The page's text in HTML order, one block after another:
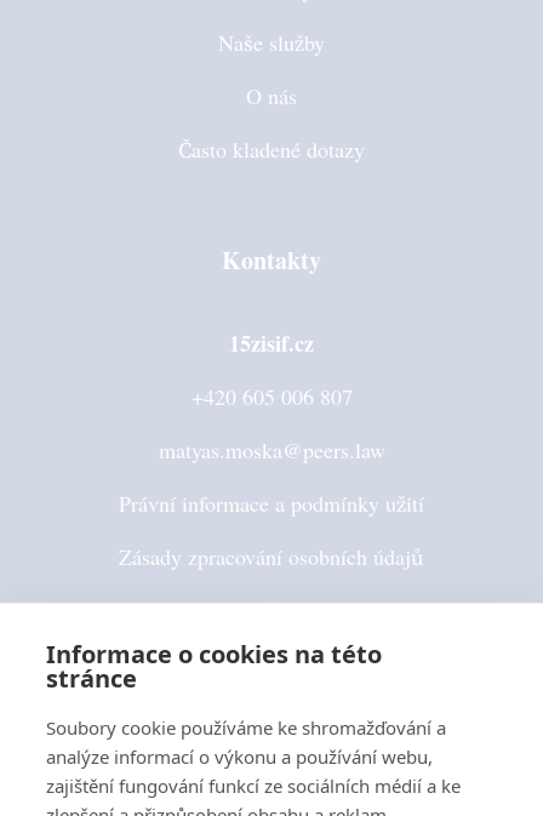
Informace o cookies na této
stránce
Soubory cookie používáme ke shromažďování a
analýze informací o výkonu a používání webu,
zajištění fungování funkcí ze sociálních médií a ke
Naše služby
O nás
Často kladené dotazy
Kontakty
15zisif.cz
+420 605 006 807
matyas.moska@peers.law
Právní informace a podmínky užití
Zásady zpracování osobních údajů
Pravidla používání cookies
Sledujte nás